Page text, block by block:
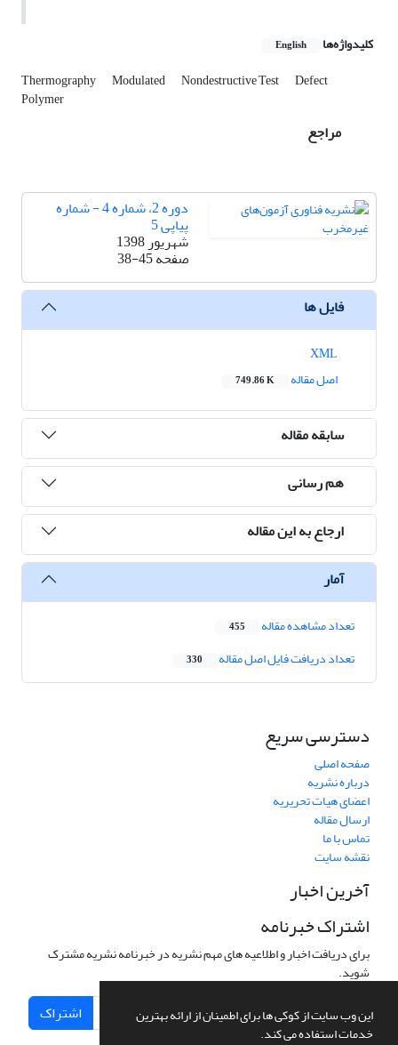
این وب سایت از کوکی ها برای اطمینان از ارائه بهترین
خدمات استفاده می کند.
کلیدواژه‌ها English
Thermography Modulated Nondestructive Test Defect
Polymer
مراجع
دوره 2، شماره 4 - شماره
پیاپی 5
شهریور 1398
صفحه38-45
فایل ها
اصل مقاله
749.86 K
سابقه مقاله
هم رسانی
ارجاع به این مقاله
آمار
تعداد مشاهده مقاله 455
تعداد دریافت فایل اصل مقاله 330
دسترسی سریع
صفحه اصلی
درباره نشریه
اعضای هیات تحریریه
ارسال مقاله
تماس با ما
نقشه سایت
آخرین اخبار
اشتراک خبرنامه
برای دریافت اخبار و اطلاعیه های مهم نشریه در خبرنامه نشریه مشترک
شوید.
اشتراک